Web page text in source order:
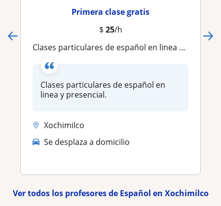
Primera clase gratis
$ 25/h
Clases particulares de español en linea y presencial
Clases particulares de español en
linea y presencial.
Xochimilco
Se desplaza a domicilio
Ver todos los profesores de Español en Xochimilco